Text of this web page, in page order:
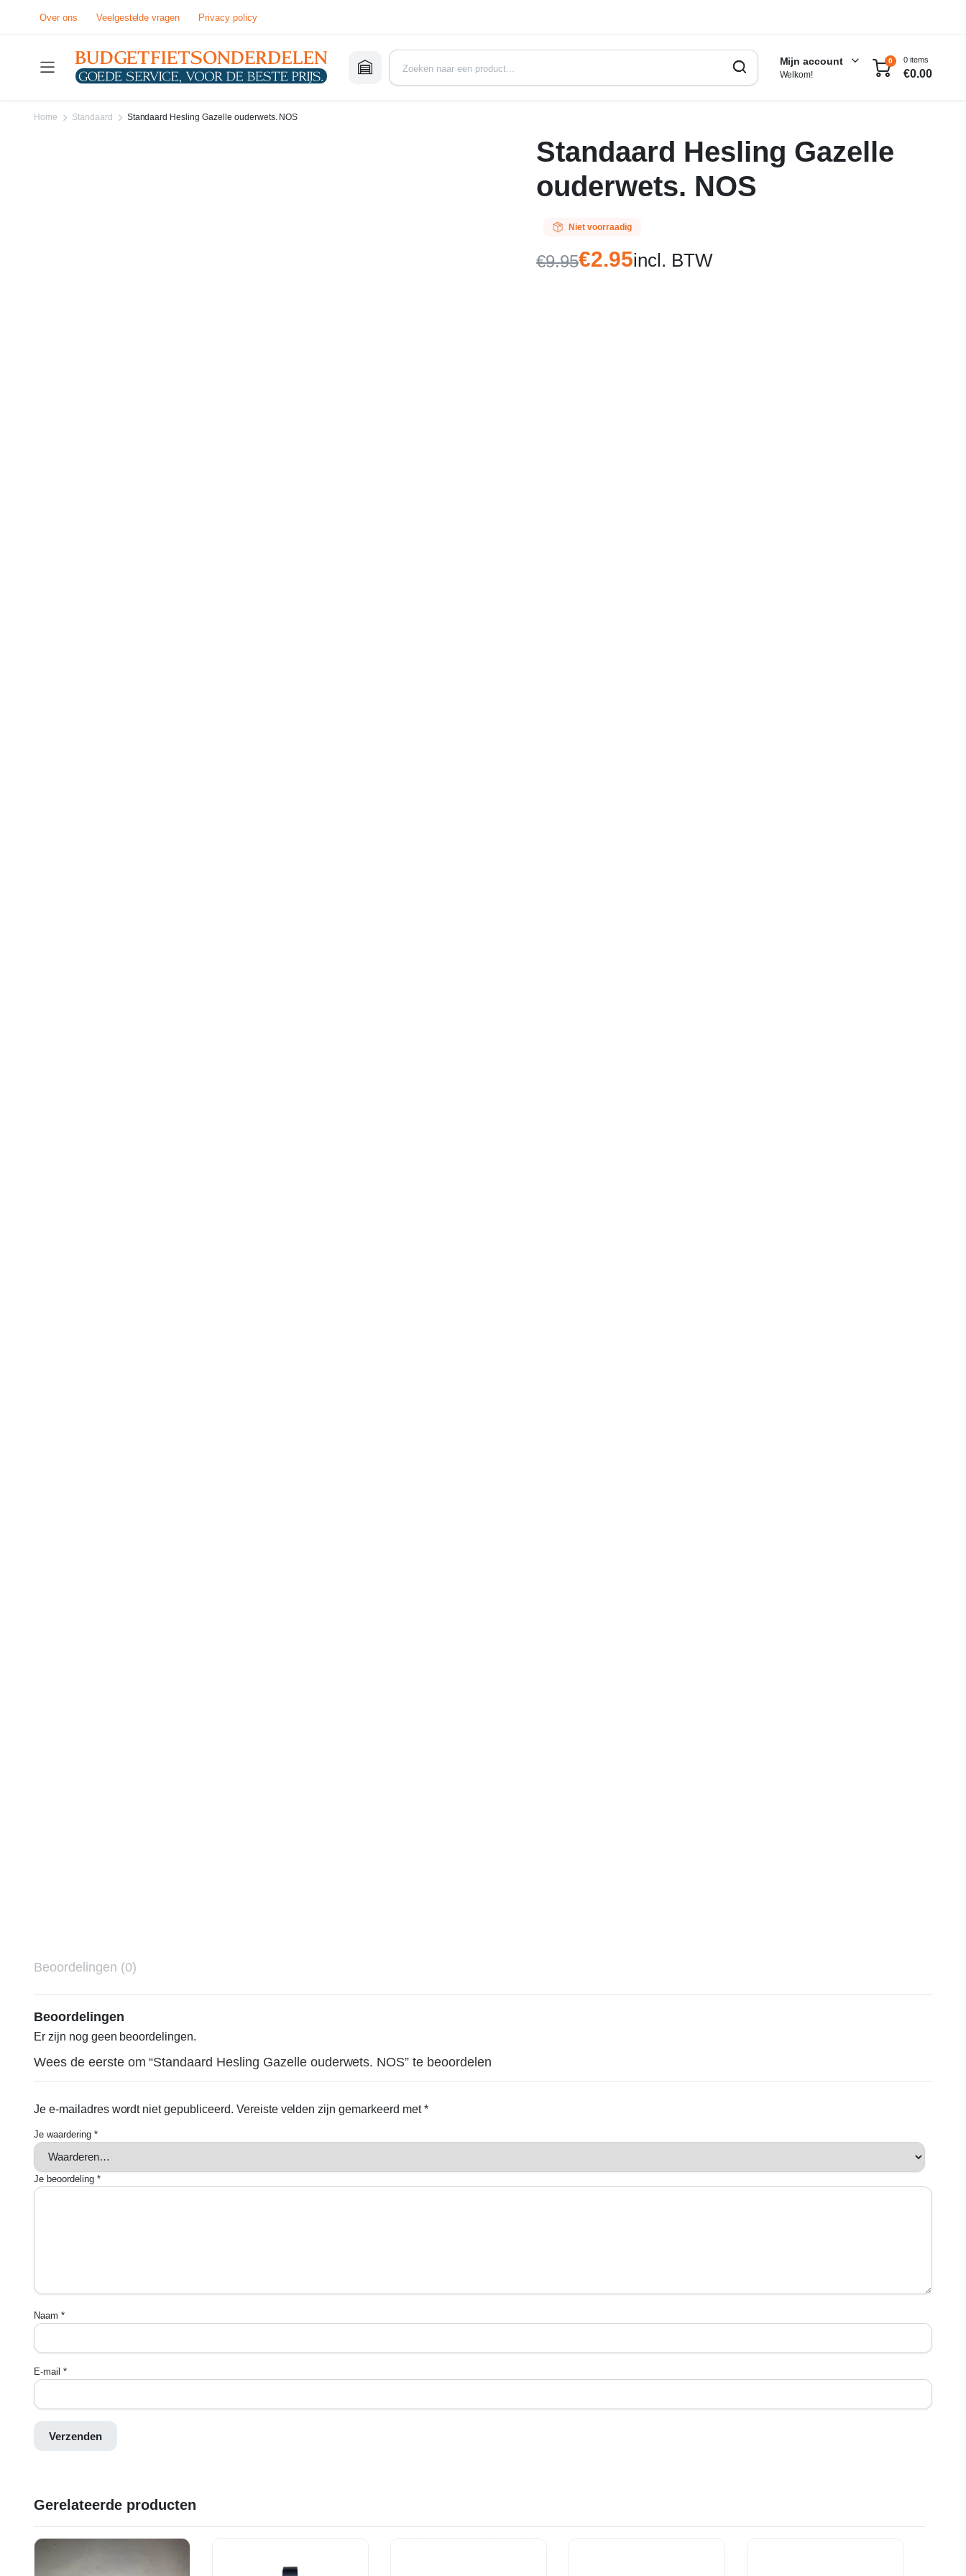
Over ons Veelgestelde vragen Privacy policy
Mijn account
Welkom!
0 0 items
€0.00
Home Standaard Standaard Hesling Gazelle ouderwets. NOS
Standaard Hesling Gazelle
ouderwets. NOS
Niet voorraadig
€9.95€2.95incl. BTW
Beoordelingen (0)
Beoordelingen
Er zijn nog geen beoordelingen.
Wees de eerste om “Standaard Hesling Gazelle ouderwets. NOS” te beoordelen
Je e-mailadres wordt niet gepubliceerd. Vereiste velden zijn gemarkeerd met*
Je waardering *
Je beoordeling *
Naam *
E-mail *
Gerelateerde producten